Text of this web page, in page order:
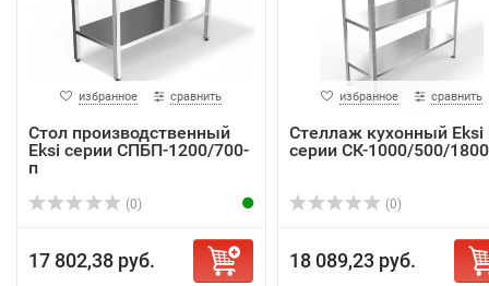
избранное сравнить
Стол производственный
Eksi серии СПБП-1200/700-
п
(0)
17 802,38 руб.
избранное сравнить
Стеллаж кухонный Eksi
серии СК-1000/500/
(0)
18 089,23 руб.